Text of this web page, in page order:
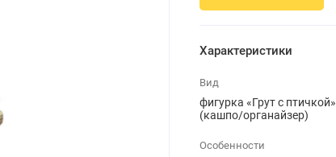
Характеристики
Вид
фигурка «Грут с птичкой»
(кашпо/органайзер)
Особенности